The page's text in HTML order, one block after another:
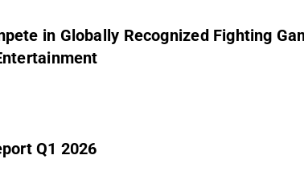
Fighting Game Tournament 'Combo
Q1 2026